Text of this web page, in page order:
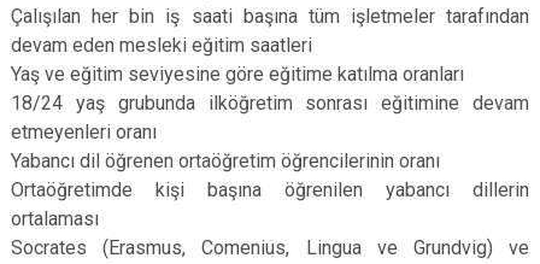
Çalışılan her bin iş saati başına tüm işletmeler tarafından
devam eden mesleki eğitim saatleri
Yaş ve eğitim seviyesine göre eğitime katılma oranları
18/24 yaş grubunda ilköğretim sonrası eğitimine devam
etmeyenleri oranı
Yabancı dil öğrenen ortaöğretim öğrencilerinin oranı
Ortaöğretimde kişi başına öğrenilen yabancı dillerin
ortalaması
Socrates (Erasmus, Comenius, Lingua ve Grundvig) ve